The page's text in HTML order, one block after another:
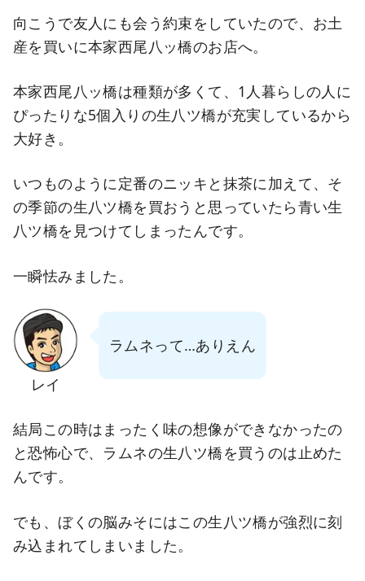
向こうで友人にも会う約束をしていたので、お土
産を買いに本家西尾八ッ橋のお店へ。
本家西尾八ッ橋は種類が多くて、1人暮らしの人に
ぴったりな5個入りの生八ツ橋が充実しているから
大好き。
いつものように定番のニッキと抹茶に加えて、そ
の季節の生八ツ橋を買おうと思っていたら青い生
八ツ橋を見つけてしまったんです。
一瞬怯みました。
レイ
ラムネって…ありえん
結局この時はまったく味の想像ができなかったの
と恐怖心で、ラムネの生八ツ橋を買うのは止めた
んです。
でも、ぼくの脳みそにはこの生八ツ橋が強烈に刻
み込まれてしまいました。